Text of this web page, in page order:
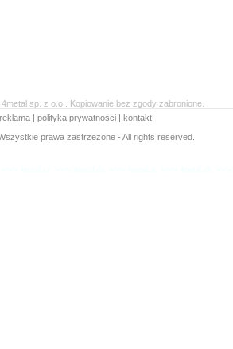
sp. z o.o.. Kopiowanie bez zgody zabronione.
reklama | polityka prywatności | kontakt
prawa zastrzeżone - All rights reserved.